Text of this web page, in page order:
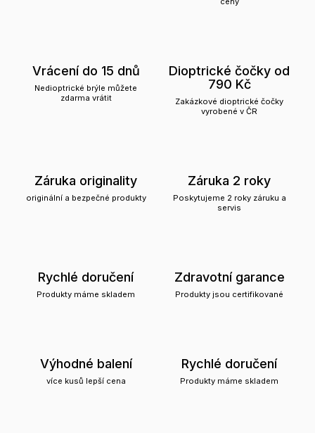
Vrácení do 15 dnů
Nedioptrické brýle můžete
zdarma vrátit
Dioptrické čočky od
790 Kč
Zakázkové dioptrické čočky
vyrobené v ČR
Záruka originality
originální a bezpečné produkty
Záruka 2 roky
Poskytujeme 2 roky záruku a
servis
Rychlé doručení
Produkty máme skladem
Zdravotní garance
Produkty jsou certifikované
Výhodné balení
více kusů lepší cena
Rychlé doručení
Produkty máme skladem